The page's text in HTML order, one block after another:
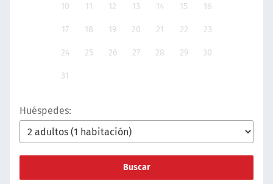
10 11 12 13 14 15 16
17 18 19 20 21 22 23
24 25 26 27 28 29 30
31
Huéspedes:
Buscar